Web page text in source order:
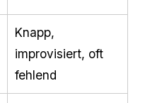
Knapp,
improvisiert, oft
fehlend